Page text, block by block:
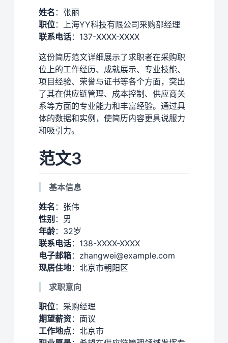
姓名 ：张丽
职位：上海YY科技有限公司采购部经理
联系电话：137-XXXX-XXXX
这份简历范文详细展示了求职者在采购职
位上的工作经历、成就展示、专业技能、
项目经验、荣誉与证书等各个方面，突出
了其在供应链管理、成本控制、供应商关
系等方面的专业能力和丰富经验。通过具
体的数据和实例，使简历内容更具说服力
和吸引力。
范文3
基本信息
姓名 ：张伟
性别 ：男
年龄：32岁
联系电话：138-XXXX-XXXX
电子邮箱：zhangwei@example.com
现居住地：北京市朝阳区
求职意向
职位：采购经理
期望薪资：面议
工作地点：北京市